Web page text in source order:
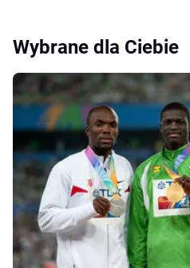
Wybrane dla Ciebie